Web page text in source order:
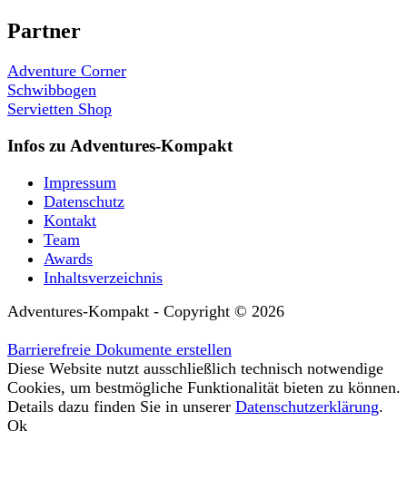
Partner
Adventure Corner
Schwibbogen
Servietten Shop
Infos zu Adventures-Kompakt
Impressum
Datenschutz
Kontakt
Team
Awards
Inhaltsverzeichnis
Adventures-Kompakt - Copyright © 2026
Barrierefreie Dokumente erstellen
Diese Website nutzt ausschließlich technisch notwendige
Cookies, um bestmögliche Funktionalität bieten zu können.
Details dazu finden Sie in unserer Datenschutzerklärung.
Ok